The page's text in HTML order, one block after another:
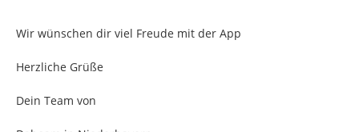
Wir wünschen dir viel Freude mit der App
Herzliche Grüße
Dein Team von